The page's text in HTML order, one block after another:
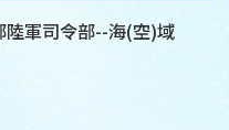
軍司令部--海(空)域